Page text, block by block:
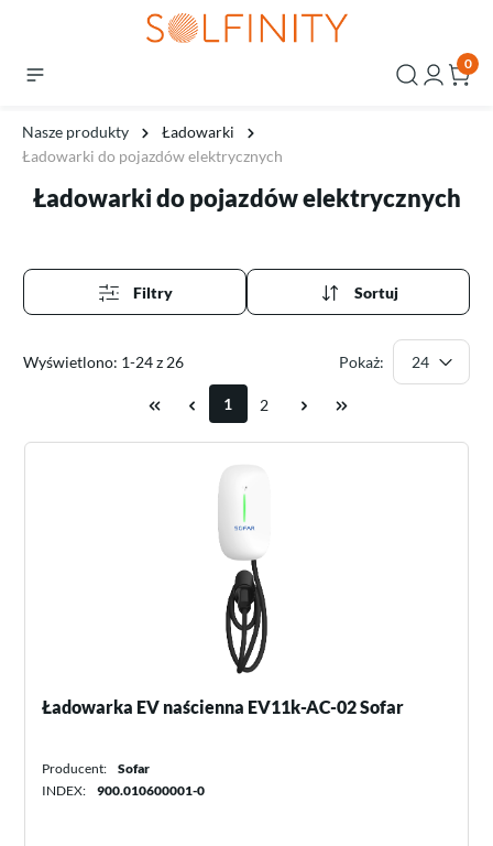
0
Nasze produkty
Ładowarki
Ładowarki do pojazdów elektrycznych
Ładowarki do pojazdów elektrycznych
Filtry Sortuj
Wyświetlono: 1-24 z 26 Pokaż:
1 2
Ładowarka EV naścienna EV11k-AC-02 Sofar
Producent:
Sofar
INDEX:
900.010600001-0